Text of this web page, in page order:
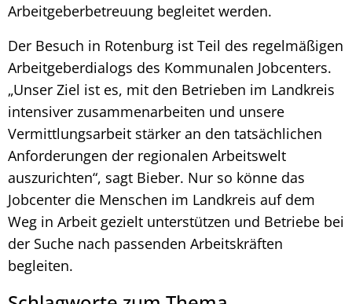
Arbeitgeberbetreuung begleitet werden.
Der Besuch in Rotenburg ist Teil des regelmäßigen
Arbeitgeberdialogs des Kommunalen Jobcenters.
„Unser Ziel ist es, mit den Betrieben im Landkreis
intensiver zusammenarbeiten und unsere
Vermittlungsarbeit stärker an den tatsächlichen
Anforderungen der regionalen Arbeitswelt
auszurichten“, sagt Bieber. Nur so könne das
Jobcenter die Menschen im Landkreis auf dem
Weg in Arbeit gezielt unterstützen und Betriebe bei
der Suche nach passenden Arbeitskräften
begleiten.